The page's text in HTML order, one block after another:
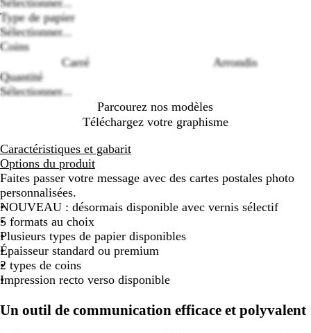
Sélectionner...
Type de papier
Sélectionner...
Coins
Carré
Arrondis
Quantité
Sélectionner...
Parcourez nos modèles
Téléchargez votre graphisme
Caractéristiques et gabarit
Options du produit
Faites passer votre message avec des cartes postales photo
personnalisées.
NOUVEAU : désormais disponible avec vernis sélectif
5 formats au choix
Plusieurs types de papier disponibles
Épaisseur standard ou premium
2 types de coins
Impression recto verso disponible
Un outil de communication efficace et polyvalent